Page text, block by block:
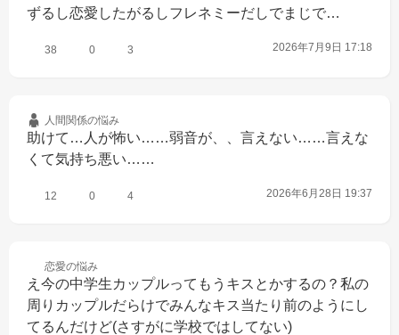
ずるし恋愛したがるしフレネミーだしでまじで…
38 0 3 2026年7月9日 17:18
人間関係の悩み
助けて…人が怖い……弱音が、、言えない……言えな
くて気持ち悪い……
12 0 4 2026年6月28日 19:37
恋愛の悩み
え今の中学生カップルってもうキスとかするの？私の
周りカップルだらけでみんなキス当たり前のようにし
てるんだけど(さすがに学校ではしてない)